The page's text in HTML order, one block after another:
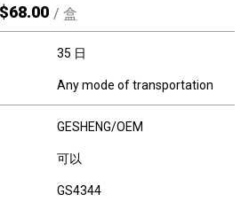
68.00 / 盒
35 日
Any mode of transportation
GESHENG/OEM
可以
GS4344